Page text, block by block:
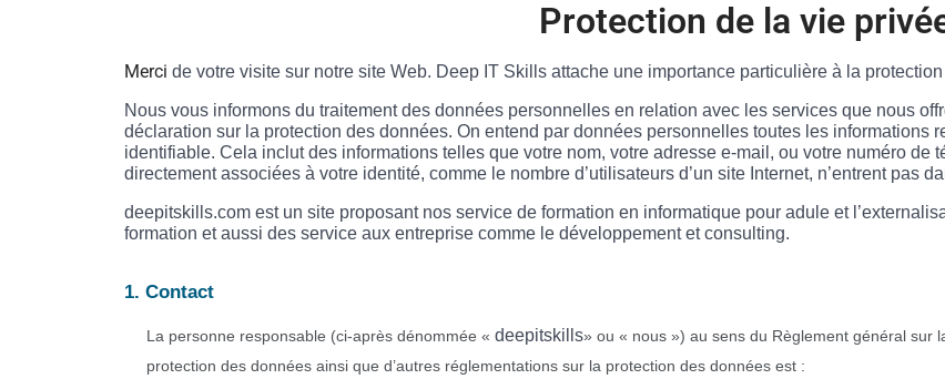
Protection de la vie
Merci de votre visite sur notre site Web. Deep IT Skills attache une importance particulière à la
Nous vous informons du traitement des données personnelles en relation avec les services que nous
déclaration sur la protection des données. On entend par données personnelles toutes les informations
identifiable. Cela inclut des informations telles que votre nom, votre adresse e-mail, ou votre numéro de
directement associées à votre identité, comme le nombre d’utilisateurs d’un site Internet, n’entrent pas
deepitskills.com est un site proposant nos service de formation en informatique pour adule et
formation et aussi des service aux entreprise comme le développement et consulting.
1. Contact
La personne responsable (ci-après dénommée « deepitskills» ou « nous ») au sens du Règlement général sur
protection des données ainsi que d’autres réglementations sur la protection des données est :